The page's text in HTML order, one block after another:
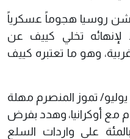
24 فبراير/ شباط 2022 تشن روسيا هجوماً عسكرياً
لإنهائه تخلي كييف عن
وهو ما تعتبره كييف
وكان ترامب منح روسيا في 14 يوليو/ تموز المنصرم مهلة
سلام مع أوكرانيا، وهدد بفرض
جمركية بنسبة 100 بالمئة على واردات السلع